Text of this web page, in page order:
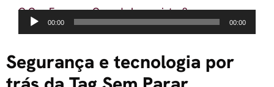
O Que Fazer em Caso de Imprevistos?
Tocador
de
00:00 00:00
Segurança e tecnologia por